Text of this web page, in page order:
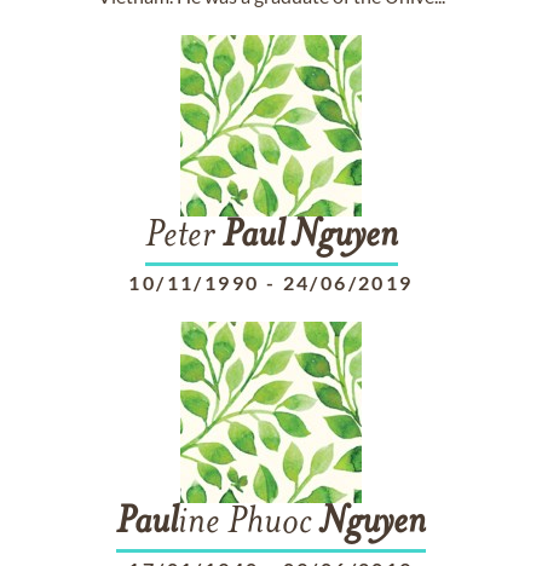
PeterPaulNguyen
10/11/1990 - 24/06/2019
Pauline PhuocNguyen